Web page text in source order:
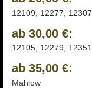
12109, 12277,
ab 30,00 €:
12105, 12279,
ab 35,00 €:
Mahlow